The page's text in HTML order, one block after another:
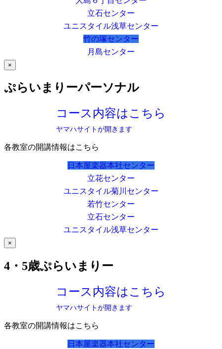
立石センター
ユニスタイル浅草センター
竹の塚センター
月島センター
×
ぷらいまりーパーソナル
コース内容はこちら
ヤマハサイトが開きます
各教室の開講情報はこちら
日本屋楽器本社センター
立花センター
ユニスタイル菊川センター
若竹センター
立石センター
ユニスタイル浅草センター
×
4・5歳ぷらいまりー
コース内容はこちら
ヤマハサイトが開きます
各教室の開講情報はこちら
日本屋楽器本社センター